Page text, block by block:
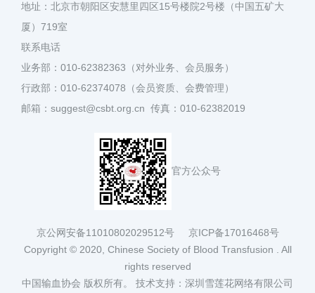
地址：北京市朝阳区安慧里四区15号楼院2号楼（中国五矿大
厦）719室
联系电话
业务部：010-62382363（对外业务、会员服务）
行政部：010-62374078（会员资质、会费管理）
邮箱：suggest@csbt.org.cn 传真：010-62382019
官方公众号
京公网安备11010802029512号 京ICP备17016468号
Copyright © 2020, Chinese Society of Blood Transfusion . All
rights reserved
中国输血协会 版权所有。 技术支持：深圳雪莲花网络有限公司